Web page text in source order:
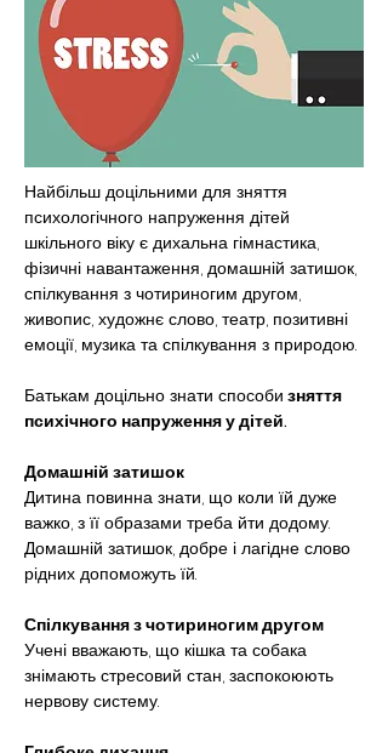
Найбільш доцільними для зняття
психологічного напруження дітей
шкільного віку є дихальна гімнастика,
фізичні навантаження, домашній затишок,
спілкування з чотириногим другом,
живопис, художнє слово, театр, позитивні
емоції, музика та спілкування з природою.
Батькам доцільно знати способи зняття
психічного напруження у дітей.
Домашній затишок
Дитина повинна знати, що коли їй дуже
важко, з її образами треба йти додому.
Домашній затишок, добре і лагідне слово
рідних допоможуть їй.
Спілкування з чотириногим другом
Учені вважають, що кішка та собака
знімають стресовий стан, заспокоюють
нервову систему.